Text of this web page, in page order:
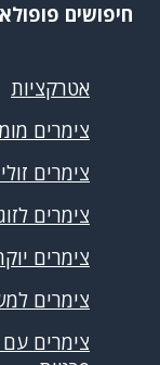
חיפושים
אטרקציות
צימרים
צימרים
צימרים
צימרים
צימרים
צימרים